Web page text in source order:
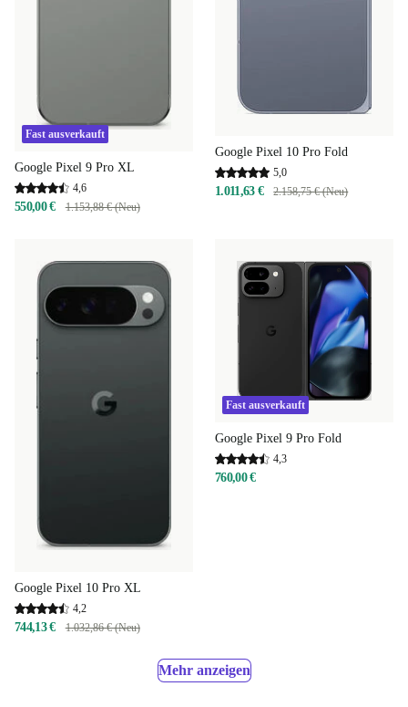
Fast ausverkauft
Google Pixel 9 Pro XL
4,6
550,00 € 1.153,88 € (Neu)
Google Pixel 10 Pro Fold
5,0
1.011,63 € 2.158,75 € (Neu)
Google Pixel 10 Pro XL
4,2
744,13 € 1.032,86 € (Neu)
Fast ausverkauft
Google Pixel 9 Pro Fold
4,3
760,00 €
Mehr anzeigen